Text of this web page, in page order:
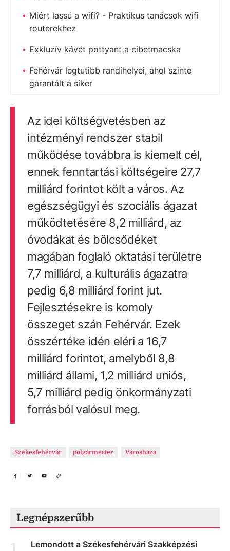
Miért lassú a wifi? - Praktikus tanácsok wifi
routerekhez
Exkluzív kávét pottyant a cibetmacska
Fehérvár legtutibb randihelyei, ahol szinte
garantált a siker
Az idei költségvetésben az
intézményi rendszer stabil
működése továbbra is kiemelt cél,
ennek fenntartási költségeire 27,7
milliárd forintot költ a város. Az
egészségügyi és szociális ágazat
működtetésére 8,2 milliárd, az
óvodákat és bölcsődéket
magában foglaló oktatási területre
7,7 milliárd, a kulturális ágazatra
pedig 6,8 milliárd forint jut.
Fejlesztésekre is komoly
összeget szán Fehérvár. Ezek
összértéke idén eléri a 16,7
milliárd forintot, amelyből 8,8
milliárd állami, 1,2 milliárd uniós,
5,7 milliárd pedig önkormányzati
forrásból valósul meg.
Székesfehérvár polgármester Városháza
Legnépszerűbb
Lemondott a Székesfehérvári Szakképzési